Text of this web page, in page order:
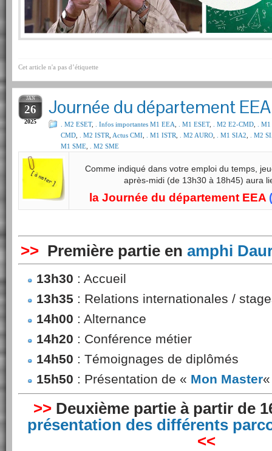
Cet article n'a pas d’étiquette
JAN
26
2025
Journée du département
. M2 ESET, . Infos importantes M1 EEA . M1 ESET, . M2 E2-CMD
.
CMD
. M2 ISTR Actus CMI . M1 ISTR . M2 AURO . M1 SIA2
. M2
M1 SME
. M2 SME
Comme indiqué dans votre emploi du temps,
après-midi (de 13h30 à 18h45) aura
la Journée du département EEA (
>>Première partie en amphi
13h30 : Accueil
13h35 : Relations internationales /
14h00 : Alternance
14h20 : Conférence métier
14h50 : Témoignages de diplômés
15h50 : Présentation de « Mon Master
>> Deuxième partie à partir de
présentation des différents
<<